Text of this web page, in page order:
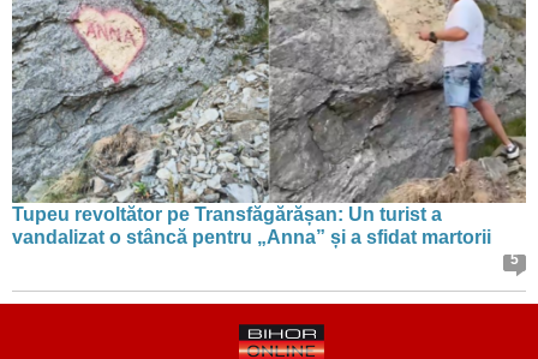
Tupeu revoltător pe Transfăgărășan: Un turist a
vandalizat o stâncă pentru „Anna” și a sfidat martorii
5